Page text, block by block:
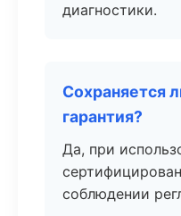
диагностики.
Сохраняется
гарантия?
Да, при
соблюдении